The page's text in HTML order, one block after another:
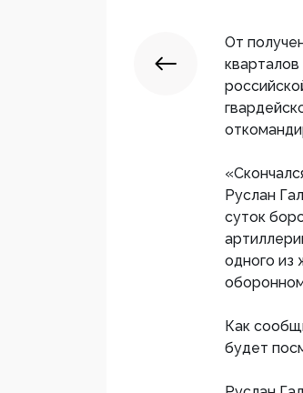
От
Руслан
суток
одного из
Как
будет